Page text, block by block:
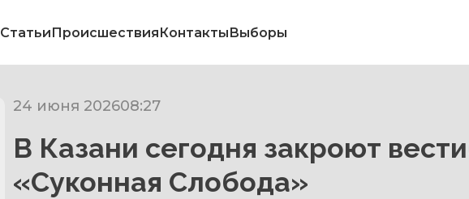
СтатьиПроисшествияКонтактыВыборы
24 июня 202608:27
В Казани сегодня закроют
«Суконная Слобода»